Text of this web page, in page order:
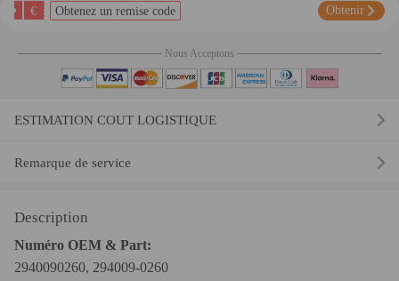
€ Obtenez un remise code Obtenir
Nous Acceptons
ESTIMATION COUT LOGISTIQUE
Remarque de service
Description
Numéro OEM & Part:
2940090260, 294009-0260